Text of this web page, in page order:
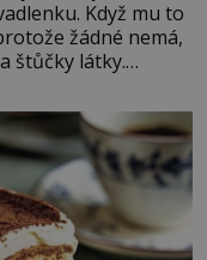
Když mu to
žádné nemá,
štůčky látky.
po jeho smrti